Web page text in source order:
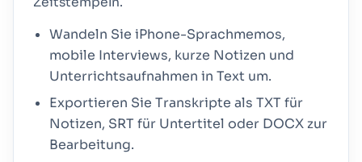
Wandeln Sie iPhone-Sprachmemos,
mobile Interviews, kurze Notizen und
Unterrichtsaufnahmen in Text um.
Exportieren Sie Transkripte als TXT für
Notizen, SRT für Untertitel oder DOCX zur
Bearbeitung.